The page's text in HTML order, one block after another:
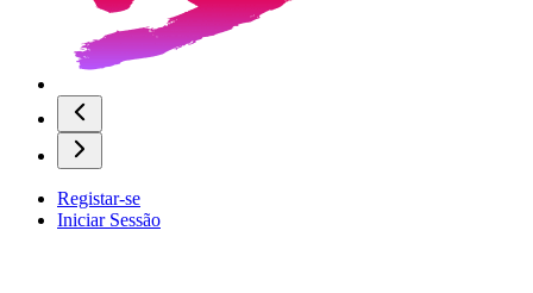
Registar-se
Iniciar Sessão